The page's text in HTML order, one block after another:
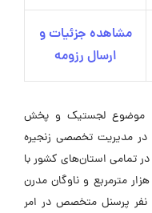
مشاهده جزئیات و
ارسال رزومه
موضوع لجستیک و پخش
از 6 سال تجربه در مدیریت تخصصی زنجیره
تمامی استان‌های کشور با
بهره‌گیری از 26 مرکز انبار با مساحت 32 هزار مترمربع و ناوگان مدرن
خودروهای سنگین و نیمه‌سنگین و 400 نفر پرسنل متخصص در امر